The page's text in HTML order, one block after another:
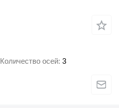
Количество осей 3